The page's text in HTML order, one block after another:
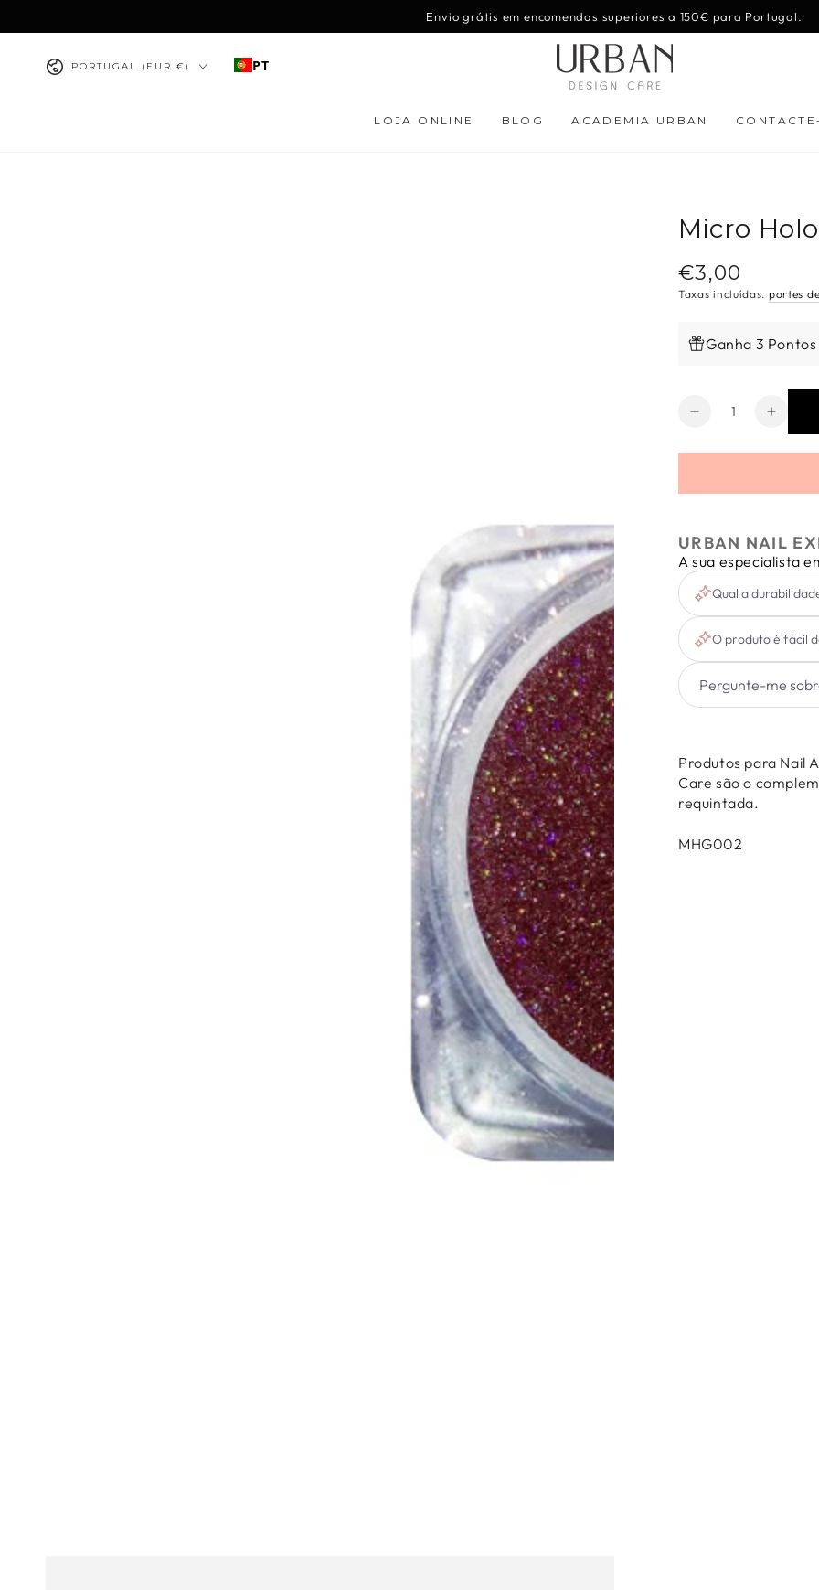
Envio grátis em encomendas superiores a 150€ para Portugal.
País/região
PORTUGAL (EUR €) PT
LOJA ONLINE BLOG ACADEMIA URBAN
Micro
Preço
regular
€3,00
Taxas incluídas. portes
Ganha 3
Quantidade
Diminuir
quantidade
Micro
Glitter
Orange
Micro
Glitter
URBAN NAIL
A sua especialista
Qual a
O produto é fácil
Produtos para Nail
Care são o
requintada.
MHG002